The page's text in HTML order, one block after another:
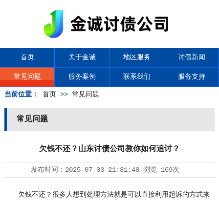
首页 关于金诚 地区服务 讨债新闻
常见问题 服务案例 联系我们 服务支持
当前位置： 首页 >> 常见问题
常见问题
欠钱不还？山东讨债公司教你如何追讨？
发布时间： 2025-07-03 21:31:48浏览 169次
欠钱不还？很多人想到处理方法就是可以直接利用起诉的方式来